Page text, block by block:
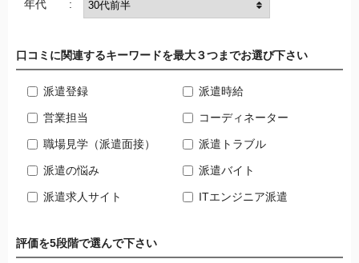
年代 :
口コミに関連するキーワードを最大３つまでお選び下さい
派遣登録 派遣時給
営業担当 コーディネーター
職場見学（派遣面接） 派遣トラブル
派遣の悩み 派遣バイト
派遣求人サイト ITエンジニア派遣
評価を5段階で選んで下さい